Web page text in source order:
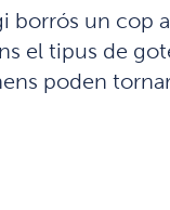
borrós un cop
el tipus de
poden